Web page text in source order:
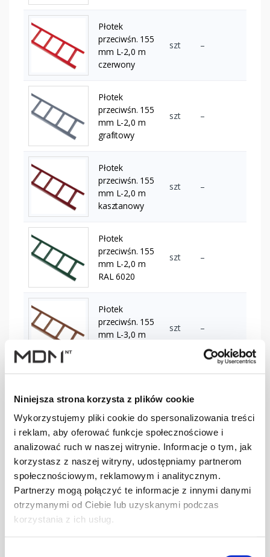
Niniejsza strona korzysta z plików cookie
Wykorzystujemy pliki cookie do spersonalizowania treści
i reklam, aby oferować funkcje społecznościowe i
analizować ruch w naszej witrynie. Informacje o tym, jak
korzystasz z naszej witryny, udostępniamy partnerom
społecznościowym, reklamowym i analitycznym.
Partnerzy mogą połączyć te informacje z innymi danymi
otrzymanymi od Ciebie lub uzyskanymi podczas
korzystania z ich usług.
Płotek
przeciwśn. 155
mm L-2,0 m
czerwony
szt –
Płotek
przeciwśn. 155
mm L-2,0 m
grafitowy
szt –
Płotek
przeciwśn. 155
mm L-2,0 m
kasztanowy
szt –
Płotek
przeciwśn. 155
mm L-2,0 m
RAL 6020
szt –
Płotek
przeciwśn. 155
mm L-3,0 m
szt –
mm L-3,0 m
ciemnobrązowy
szt
Płotek
przeciwśn. 155
mm L-3,0 m
ceglasty
–
Płotek